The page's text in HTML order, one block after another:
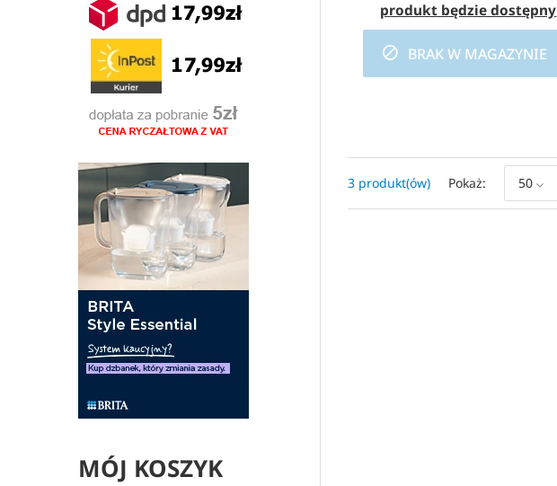
produkt będzie dostępny
BRAK W MAGAZYNIE
3 produkt(ów) Pokaż 50
MÓJ KOSZYK